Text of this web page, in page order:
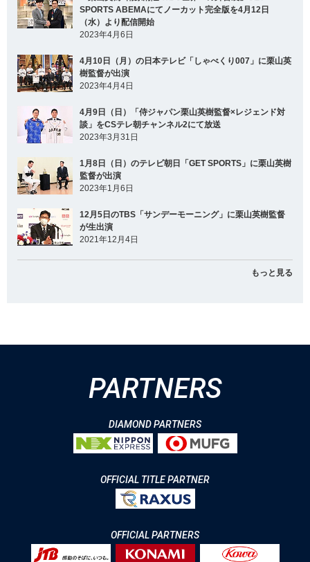
SPORTS ABEMAにてノーカット完全版を4月12日
（水）より配信開始
2023年4月6日
4月10日（月）の日本テレビ「しゃべくり007」に栗山英
樹監督が出演
2023年4月4日
4月9日（日）「侍ジャパン栗山英樹監督×レジェンド対
談」をCSテレ朝チャンネル2にて放送
2023年3月31日
1月8日（日）のテレビ朝日「GET SPORTS」に栗山英樹
監督が出演
2023年1月6日
12月5日のTBS「サンデーモーニング」に栗山英樹監督
が生出演
2021年12月4日
もっと見る
PARTNERS
DIAMOND PARTNERS
OFFICIAL TITLE PARTNER
OFFICIAL PARTNERS